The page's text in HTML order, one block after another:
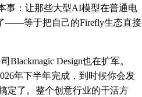
事：让那些大型AI模型在普通电
——等于把自己的Firefly生态直接
Design也在扩军。
年下半年完成，到时候你会发
定了。整个创意行业的干活方